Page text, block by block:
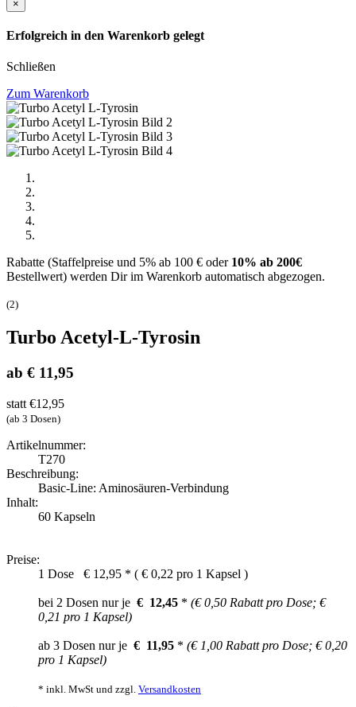
×
Erfolgreich in den Warenkorb gelegt
Schließen
Zum Warenkorb
Rabatte (Staffelpreise und 5% ab 100 € oder 10% ab 200€
Bestellwert) werden Dir im Warenkorb automatisch abgezogen.
(2)
Turbo Acetyl-L-Tyrosin
ab € 11,95
statt €12,95
(ab 3 Dosen)
Artikelnummer:
T270
Beschreibung:
Basic-Line: Aminosäuren-Verbindung
Inhalt:
60 Kapseln
Preise:
1 Dose € 12,95 * ( € 0,22 pro 1 Kapsel )
bei 2 Dosen nur je € 12,45 * (€ 0,50 Rabatt pro Dose; €
0,21 pro 1 Kapsel)
ab 3 Dosen nur je € 11,95 * (€ 1,00 Rabatt pro Dose; € 0,20
pro 1 Kapsel)
* inkl. MwSt und zzgl. Versandkosten